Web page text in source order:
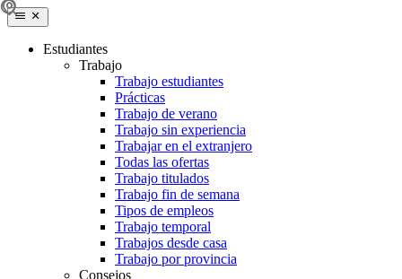
Estudiantes
Trabajo
Trabajo estudiantes
Prácticas
Trabajo de verano
Trabajo sin experiencia
Trabajar en el extranjero
Todas las ofertas
Trabajo titulados
Trabajo fin de semana
Tipos de empleos
Trabajo temporal
Trabajos desde casa
Trabajo por provincia
Consejos